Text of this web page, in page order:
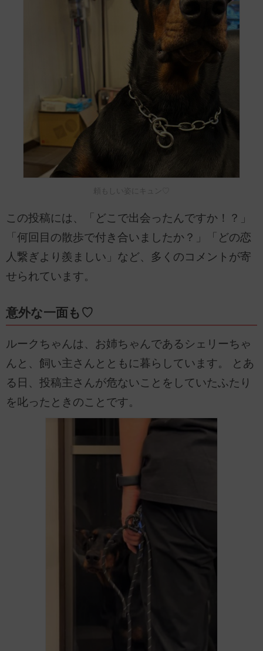
頼もしい姿にキュン♡
この投稿には、「どこで出会ったんですか！？」
「何回目の散歩で付き合いましたか？」「どの恋
人繋ぎより羨ましい」など、多くのコメントが寄
せられています。
意外な一面も♡
ルークちゃんは、お姉ちゃんであるシェリーちゃ
んと、飼い主さんとともに暮らしています。 とあ
る日、投稿主さんが危ないことをしていたふたり
を叱ったときのことです。